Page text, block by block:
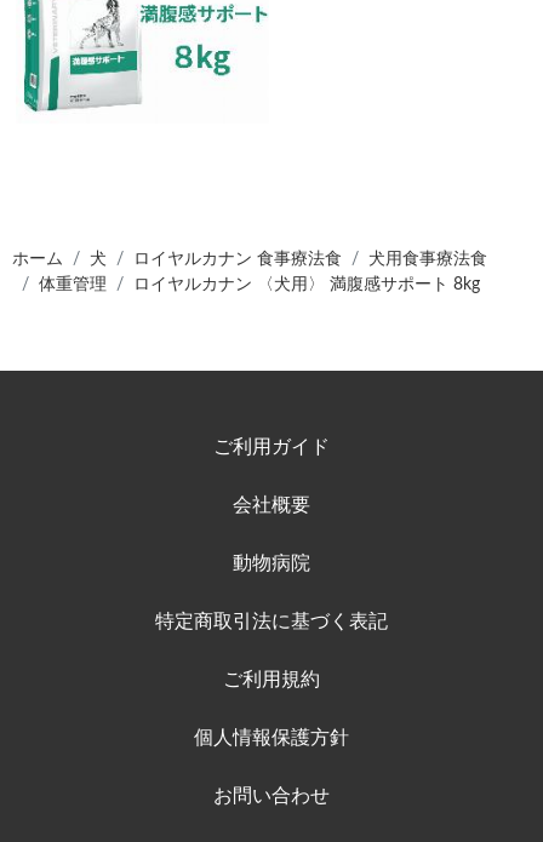
ホーム 犬 ロイヤルカナン 食事療法食
犬用食事療法食
体重管理
ロイヤルカナン 〈犬用〉 満腹感サポート 8kg
ご利用ガイド
会社概要
動物病院
特定商取引法に基づく表記
ご利用規約
個人情報保護方針
お問い合わせ